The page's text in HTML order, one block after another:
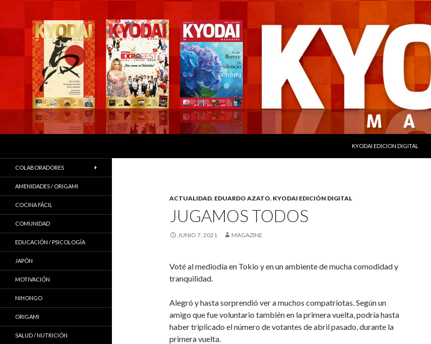
KYODAI EDICION DIGITAL
ACTUALIDAD, EDUARDO AZATO, KYODAI EDICIÓN DIGITAL
JUGAMOS TODOS
JUNIO 7, 2021 MAGAZINE
Voté al mediodía en Tokio y en un ambiente de mucha comodidad y
tranquilidad.
Alegró y hasta sorprendió ver a muchos compatriotas. Según un
amigo que fue voluntario también en la primera vuelta, podría hasta
haber triplicado el número de votantes de abril pasado, durante la
primera vuelta.
COLABORADORES
AMENIDADES / ORIGAMI
COCINA FÁCIL
COMUNIDAD
EDUCACIÓN / PSICOLOGÍA
JAPÓN
MOTIVACIÓN
NIHONGO
ORIGAMI
SALUD / NUTRICIÓN